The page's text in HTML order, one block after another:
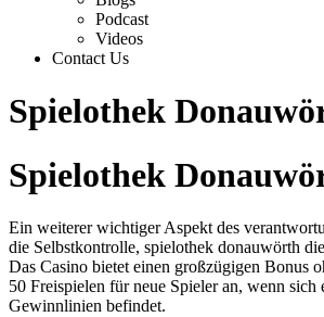
Podcast
Videos
Contact Us
Spielothek
Spielothek
Ein weiterer wichtiger Aspekt des
die Selbstkontrolle, spielothek donauwörth
Das Casino bietet einen großzügigen Bonus
50 Freispielen für neue Spieler an, wenn sich
Gewinnlinien befindet.